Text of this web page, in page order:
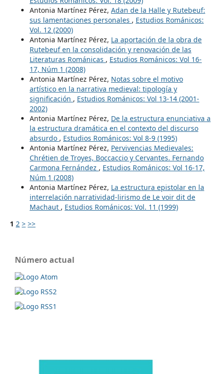
Antonia Martínez Pérez, Adan de la Halle y Rutebeuf:
sus lamentaciones personales , Estudios Románicos:
Vol. 12 (2000)
Antonia Martínez Pérez, La aportación de la obra de
Rutebeuf en la consolidación y renovación de las
Literaturas Románicas , Estudios Románicos: Vol 16-
17, Núm 1 (2008)
Antonia Martínez Pérez, Notas sobre el motivo
artístico en la narrativa medieval: tipología y
significación , Estudios Románicos: Vol 13-14 (2001-
2002)
Antonia Martínez Pérez, De la estructura enunciativa a
la estructura dramática en el contexto del discurso
absurdo , Estudios Románicos: Vol 8-9 (1995)
Antonia Martínez Pérez, Pervivencias Medievales:
Chrétien de Troyes, Boccaccio y Cervantes. Fernando
Carmona Fernández , Estudios Románicos: Vol 16-17,
Núm 1 (2008)
Antonia Martínez Pérez, La estructura epistolar en la
interrelación narratividad-lirismo de Le voir dit de
Machaut , Estudios Románicos: Vol. 11 (1999)
1 2 > >>
Número actual